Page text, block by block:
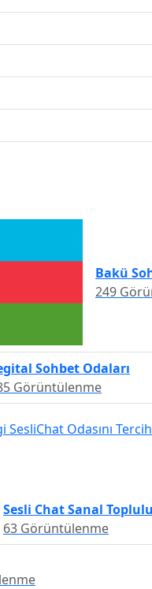
Bakü
249
Sohbet Odaları
Görüntülenme
Sesli Chat Sanal
63 Görüntülenme